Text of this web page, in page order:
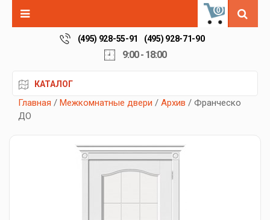
0
(495) 928-55-91 (495) 928-71-90
9:00 - 18:00
КАТАЛОГ
Главная / Межкомнатные двери / Архив / Франческо
ДО